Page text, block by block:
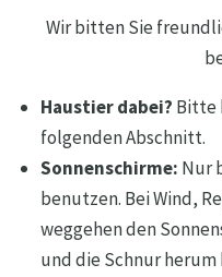
Wir bitten Sie
Haustier dabei? Bitte
folgenden Abschnitt.
Sonnenschirme: Nur
benutzen. Bei Wind,
weggehen den
und die Schnur herum